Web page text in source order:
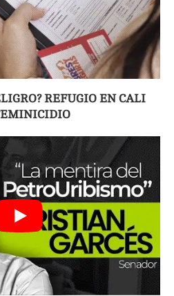
REFUGIO EN CALI